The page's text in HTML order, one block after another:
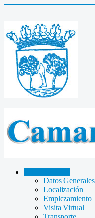
Datos Generales
Localización
Emplezamiento
Visita Virtual
Transporte